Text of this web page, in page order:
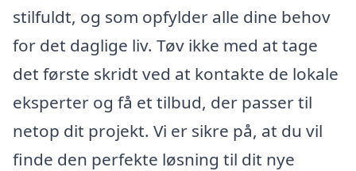
stilfuldt, og som opfylder alle dine behov
for det daglige liv. Tøv ikke med at tage
det første skridt ved at kontakte de lokale
eksperter og få et tilbud, der passer til
netop dit projekt. Vi er sikre på, at du vil
finde den perfekte løsning til dit nye